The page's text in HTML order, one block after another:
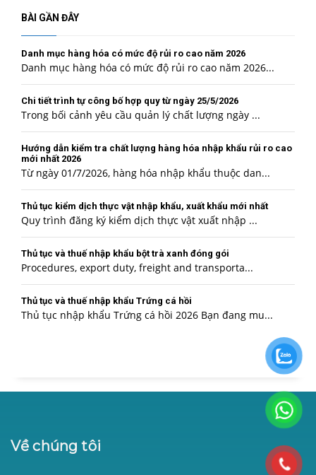
BÀI GẦN ĐÂY
Danh mục hàng hóa có mức độ rủi ro cao năm 2026
Danh mục hàng hóa có mức độ rủi ro cao năm 2026...
Chi tiết trình tự công bố hợp quy từ ngày 25/5/2026
Trong bối cảnh yêu cầu quản lý chất lượng ngày ...
Hướng dẫn kiểm tra chất lượng hàng hóa nhập khẩu rủi ro cao
mới nhất 2026
Từ ngày 01/7/2026, hàng hóa nhập khẩu thuộc dan...
Thủ tục kiểm dịch thực vật nhập khẩu, xuất khẩu mới nhất
Quy trình đăng ký kiểm dịch thực vật xuất nhập ...
Thủ tục và thuế nhập khẩu bột trà xanh đóng gói
Procedures, export duty, freight and transporta...
Thủ tục và thuế nhập khẩu Trứng cá hồi
Thủ tục nhập khẩu Trứng cá hồi 2026 Bạn đang mu...
Về chúng tôi